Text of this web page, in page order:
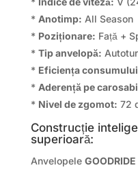
* Anotimp: All Season
* Poziționare: Față +
* Tip anvelopă:
* Eficiența
* Aderență pe
* Nivel de zgomot: 72
Construcție
superioară:
Anvelopele